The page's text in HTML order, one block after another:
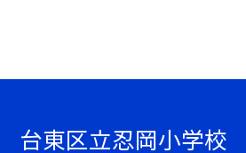
台東区立忍岡小学校